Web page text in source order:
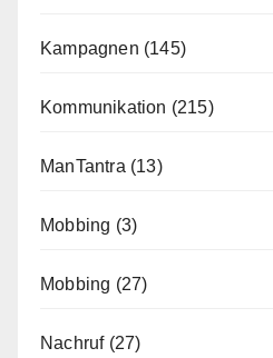
Kampagnen (145)
Kommunikation (215)
ManTantra (13)
Mobbing (3)
Mobbing (27)
Nachruf(27)